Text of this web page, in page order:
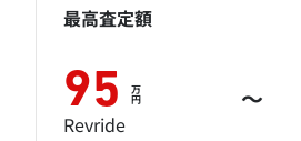
最高査定額
95 万
円 ～
Revride